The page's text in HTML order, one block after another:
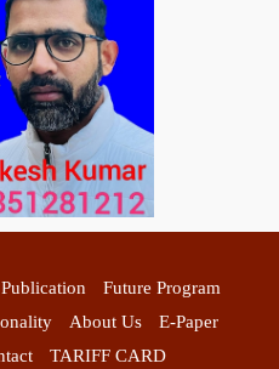
Publication
Future Program
About Us
E-Paper
TARIFF CARD